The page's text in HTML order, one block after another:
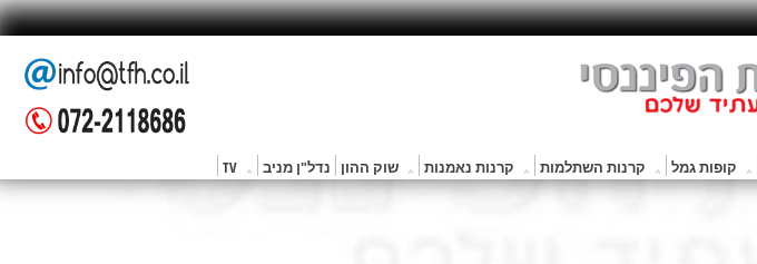
קופות גמל קרנות השתלמות קרנות נאמנות שוק ההון נדל"ן מניב TV